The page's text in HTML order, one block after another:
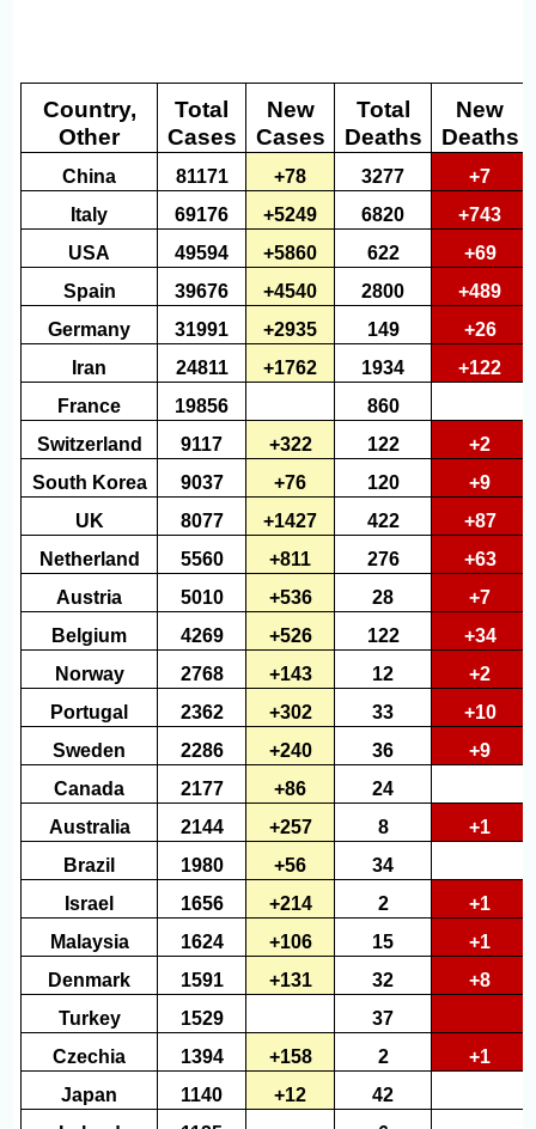
Country,
Other
Total
Cases
New
Cases
Total
Deaths
New
Deaths
China 81171 +78 3277
+7
Italy
69176 +5249 6820
+743
USA
49594 +5860 622
+69
Spain
39676 +4540 2800
+489
Germany
31991 +2935 149
+26
Iran
24811 +1762 1934
+122
France
19856
860
Switzerland
9117 +322 122
+2
South Korea
9037 +76 120
+9
UK
8077 +1427 422
+87
Netherland
5560 +811 276
+63
Austria
5010 +536 28
+7
Belgium
4269 +526 122
+34
Norway
2768 +143 12
+2
Portugal
2362 +302 33
+10
Sweden
2286 +240 36
+9
Canada
2177 +86
24
Australia
2144 +257 8
+1
Brazil
1980 +56
34
Israel
1656 +214 2
+1
Malaysia
1624 +106 15
+1
Denmark
1591 +131 32
+8
Turkey
1529
37
Czechia
1394 +158 2
+1
Japan
1140 +12
42